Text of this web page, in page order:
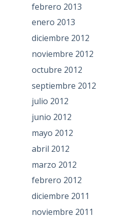
febrero 2013
enero 2013
diciembre 2012
noviembre 2012
octubre 2012
septiembre 2012
julio 2012
junio 2012
mayo 2012
abril 2012
marzo 2012
febrero 2012
diciembre 2011
noviembre 2011